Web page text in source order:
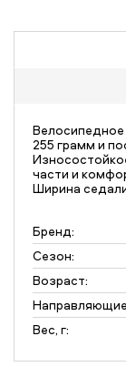
Велосипедное
255 грамм и
части и
Ширина
Бренд:
Сезон:
Возраст:
Вес, г: